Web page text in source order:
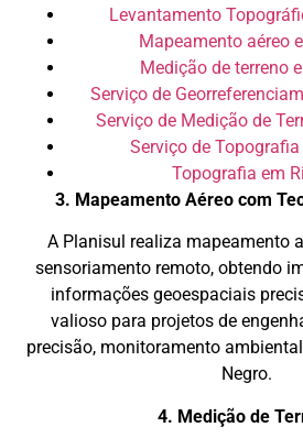
Levantamento
Mapeamento aéreo
Medição de terreno
Serviço de
Serviço de Medição de
Serviço de
Topografia em
3. Mapeamento Aéreo com
A Planisul realiza mapeamento
sensoriamento remoto, obtendo
informações geoespaciais
valioso para projetos de
precisão, monitoramento
Negro.
4. Medição de